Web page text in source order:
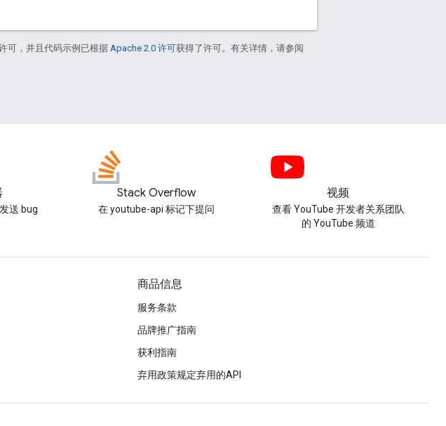
可，并且代码示例已根据 Apache 2.0 许可获得了许可。有关详情，请参阅
送 bug
Stack Overflow
在 youtube-api 标记下提问
视频
查看 YouTube 开发者关系团队
的 YouTube 频道
商品信息
服务条款
品牌推广指南
获利指南
弃用政策规定弃用的API